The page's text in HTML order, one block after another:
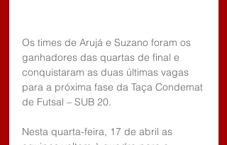
Os times de Arujá e Suzano foram os
ganhadores das quartas de final e
conquistaram as duas últimas vagas
para a próxima fase da Taça Condemat
de Futsal – SUB 20.
Nesta quarta-feira, 17 de abril as